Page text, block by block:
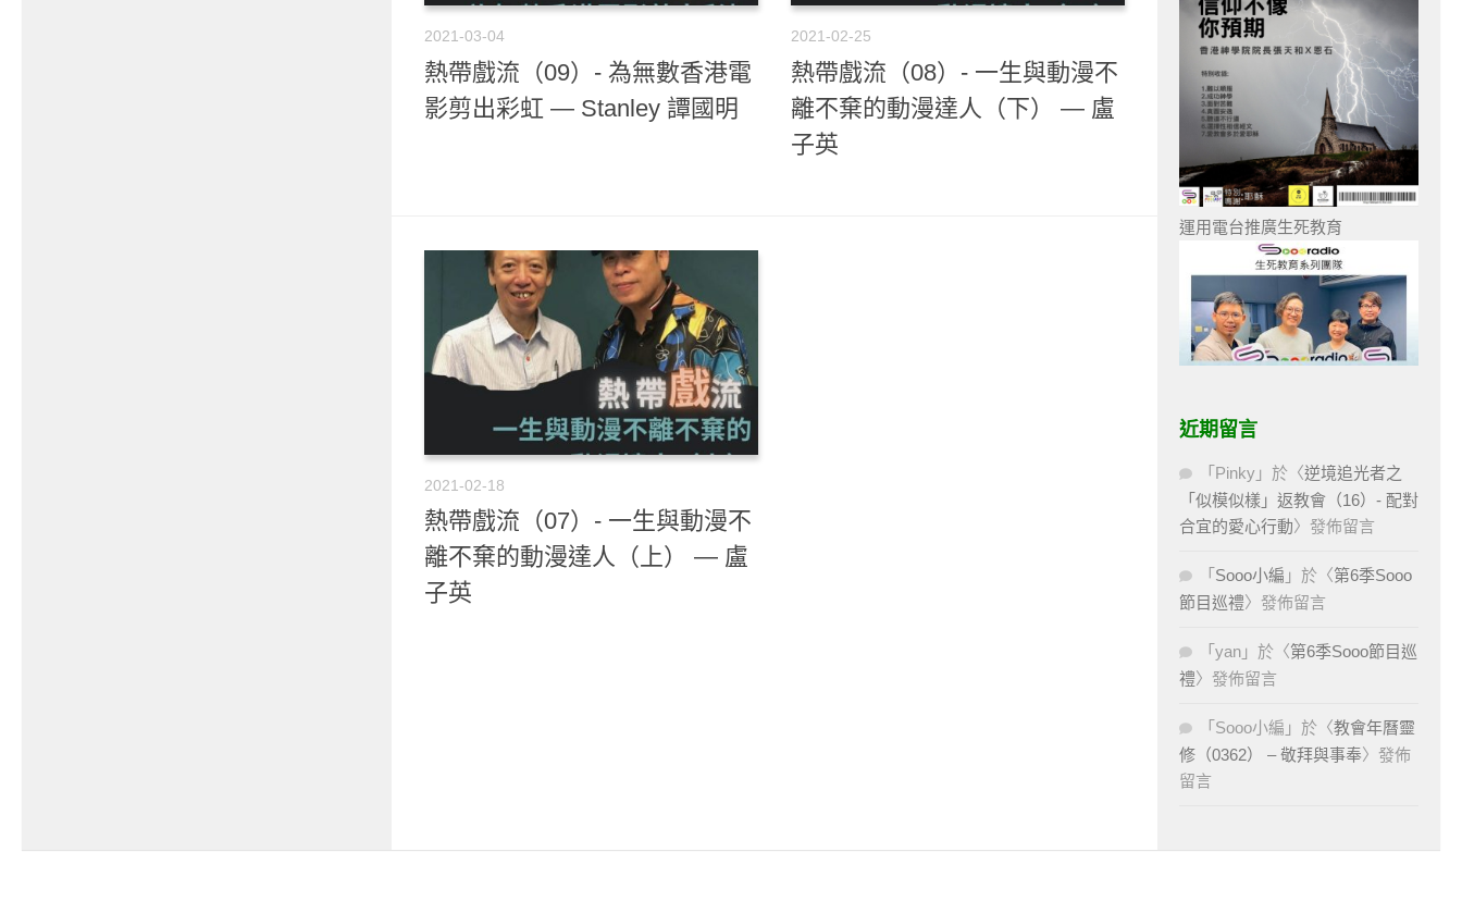
2021-03-04
熱帶戲流（09）- 為無數香港電
影剪出彩虹 — Stanley 譚國明
2021-02-25
熱帶戲流（08）- 一生與動漫不
離不棄的動漫達人（下） — 盧
子英
2021-02-18
熱帶戲流（07）- 一生與動漫不
離不棄的動漫達人（上） — 盧
子英
運用電台推廣生死教育
近期留言
「 Pinky 」於〈逆境追光者之
「似模似樣」返教會（16）- 配對
合宜的愛心行動〉發佈留言
「 Sooo小編 」於〈第6季Sooo
節目巡禮〉發佈留言
「 yan 」於〈第6季Sooo節目巡
禮〉發佈留言
「 Sooo小編 」於〈教會年曆靈
修（0362） – 敬拜與事奉〉發佈
留言